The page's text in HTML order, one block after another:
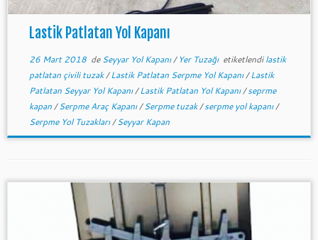
Lastik Patlatan Yol Kapanı
26 Mart 2018deSeyyar Yol Kapanı/ Yer Tuzağı etiketlendilastik
patlatan çivili tuzak/Lastik Patlatan Serpme Yol Kapanı/Lastik
Patlatan Seyyar Yol Kapanı/Lastik Patlatan Yol Kapanı/seprme
kapan/Serpme Araç Kapanı/Serpme tuzak/serpme yol kapanı/
Serpme Yol Tuzakları/Seyyar Kapan